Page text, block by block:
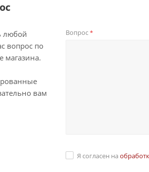
любой
вопрос по
магазина.
вам
Вопрос*
Я согласен на